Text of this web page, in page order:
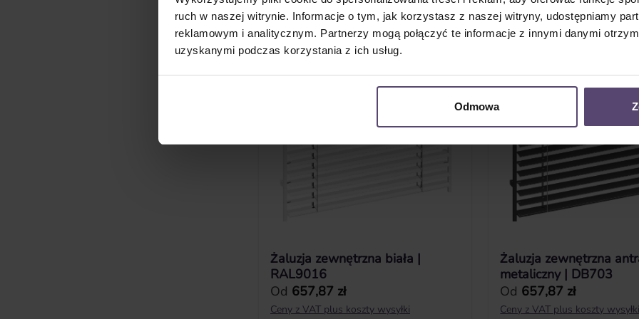
ruch w naszej witrynie. Informacje o tym, jak korzystasz z naszej witryny, udostępniamy
reklamowym i analitycznym. Partnerzy mogą połączyć te informacje z innymi danymi
uzyskanymi podczas korzystania z ich usług.
Odmowa
Żaluzja zewnętrzna biała |
RAL9016
Cena regularna:
Od 657,87 zł
Ceny z VAT plus koszty wysyłki
Żaluzja zewnętrzna
metaliczny | DB703
Cena regularna:
Od 657,87 zł
Ceny z VAT plus koszty wysyłki